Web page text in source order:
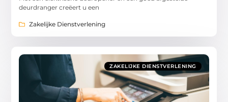
deurdranger creëert u een
Zakelijke Dienstverlening
ZAKELIJKE DIENSTVERLENING